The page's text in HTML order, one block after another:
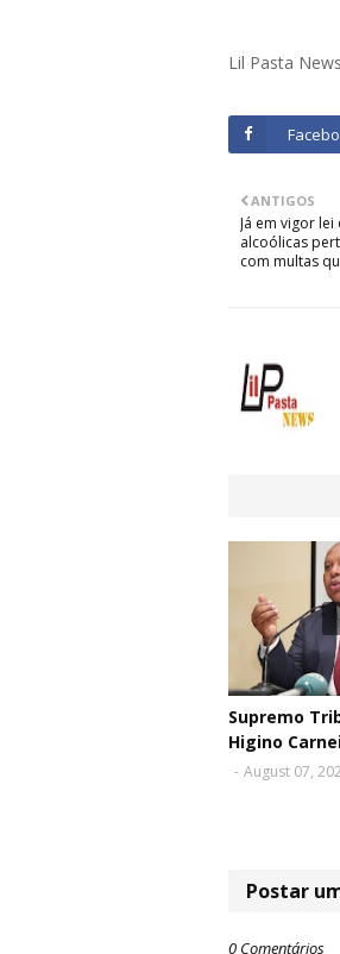
Lil Pasta
ANTIGOS
Já em vigor
alcoólicas
com multas
Supremo
Higino
- August 07,
Postar
0 Comentários